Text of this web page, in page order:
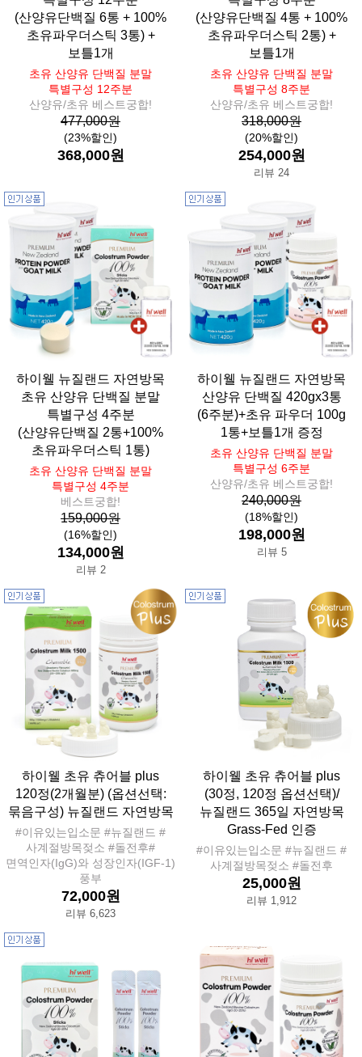
(산양유단백질 6통 + 100%
초유파우더스틱 3통) +
보틀1개
초유 산양유 단백질 분말
특별구성 12주분
산양유/초유 베스트궁합!
477,000원
(23%할인)
368,000원
(산양유단백질 4통 + 100%
초유파우더스틱 2통) +
보틀1개
초유 산양유 단백질 분말
특별구성 8주분
산양유/초유 베스트궁합!
318,000원
(20%할인)
254,000원
리뷰 24
하이웰 뉴질랜드 자연방목
초유 산양유 단백질 분말
특별구성 4주분
(산양유단백질 2통+100%
초유파우더스틱 1통)
초유 산양유 단백질 분말
특별구성 4주분
베스트궁합!
159,000원
(16%할인)
134,000원
리뷰 2
하이웰 뉴질랜드 자연방목
산양유 단백질 420gx3통
(6주분)+초유 파우더 100g
1통+보틀1개 증정
초유 산양유 단백질 분말
특별구성 6주분
산양유/초유 베스트궁합!
240,000원
(18%할인)
198,000원
리뷰 5
하이웰 초유 츄어블 plus
120정(2개월분) (옵션선택:
묶음구성) 뉴질랜드 자연방목
#이유있는입소문 #뉴질랜드 #
사계절방목젖소 #돌전후#
면역인자(IgG)와 성장인자(IGF-1)
풍부
72,000원
리뷰 6,623
하이웰 초유 츄어블 plus
(30정, 120정 옵션선택)/
뉴질랜드 365일 자연방목
Grass-Fed 인증
#이유있는입소문 #뉴질랜드 #
사계절방목젖소 #돌전후
25,000원
리뷰 1,912